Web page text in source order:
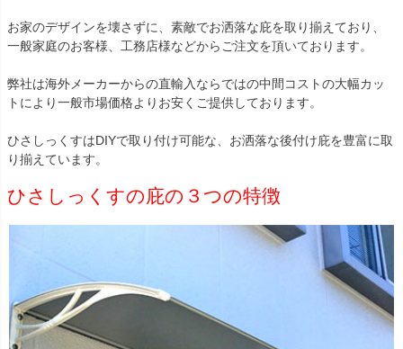
お家のデザインを壊さずに、素敵でお洒落な庇を取り揃えており、
一般家庭のお客様、工務店様などからご注文を頂いております。
弊社は海外メーカーからの直輸入ならではの中間コストの大幅カッ
トにより一般市場価格よりお安くご提供しております。
ひさしっくすはDIYで取り付け可能な、お洒落な後付け庇を豊富に取
り揃えています。
ひさしっくすの庇の３つの特徴